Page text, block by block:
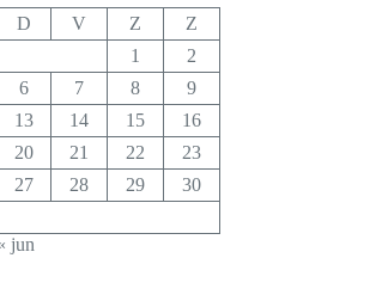
D V Z
Z
1
2
6 7 8
9
13 14 15
16
20 21 22
23
27 28 29
30
jun